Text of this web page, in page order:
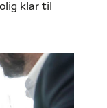
klar til